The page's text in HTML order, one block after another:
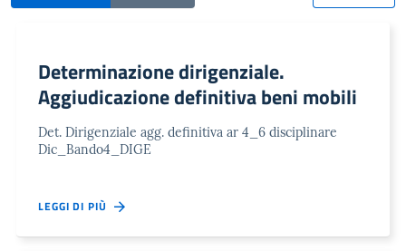
Determinazione dirigenziale.
Aggiudicazione definitiva beni mobili
Det. Dirigenziale agg. definitiva ar 4_6 disciplinare
Dic_Bando4_DIGE
LEGGI DI PIÙ